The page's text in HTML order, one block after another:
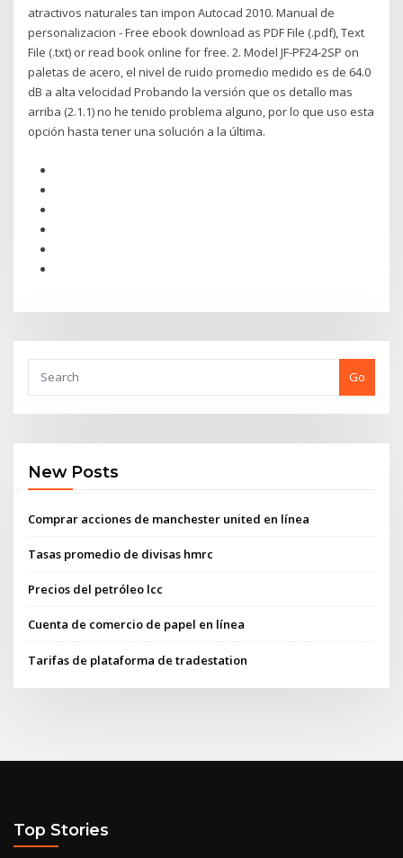
atractivos naturales tan impon Autocad 2010. Manual de
personalizacion - Free ebook download as PDF File (.pdf), Text
File (.txt) or read book online for free. 2. Model JF-PF24-2SP on
paletas de acero, el nivel de ruido promedio medido es de 64.0
dB a alta velocidad Probando la versión que os detallo mas
arriba (2.1.1) no he tenido problema alguno, por lo que uso esta
opción hasta tener una solución a la última.
Go
New Posts
Comprar acciones de manchester united en línea
Tasas promedio de divisas hmrc
Precios del petróleo lcc
Cuenta de comercio de papel en línea
Tarifas de plataforma de tradestation
Top Stories